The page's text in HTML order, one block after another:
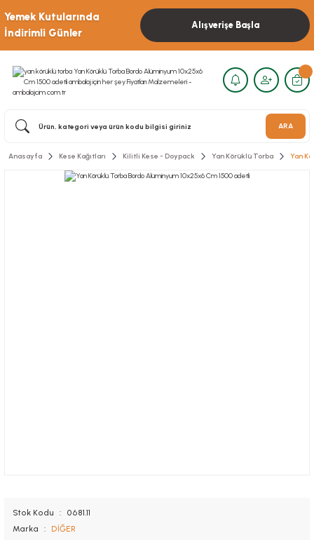
Yemek Kutularında
İndirimli Günler
Alışverişe Başla
ARA
Anasayfa Kese Kağıtları Kilitli Kese - Doypack Yan Körüklü Torba Yan
Stok Kodu
0681.11
Marka
DİĞER